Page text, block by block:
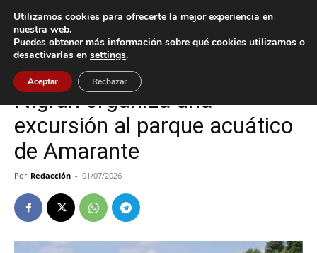
Inicio Nigrán
Nigrán
Nigrán organiza una
excursión al parque acuático
de Amarante
Por Redacción - 01/07/2026
Utilizamos cookies para ofrecerte la mejor experiencia en
nuestra web.
Puedes obtener más información sobre qué cookies utilizamos o
desactivarlas en settings.
Aceptar Rechazar